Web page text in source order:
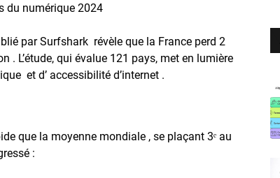
du numérique 2024
par Surfshark révèle que la France perd 2
L’étude, qui évalue 121 pays, met en lumière
et d’ accessibilité d’internet .
que la moyenne mondiale , se plaçant 3ᵉ au
: